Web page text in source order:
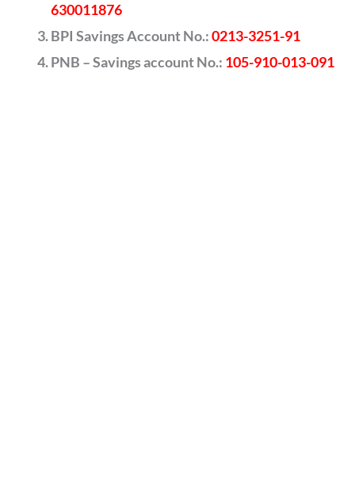
630011876
BPI Savings Account No.:0213-3251-91
PNB – Savings account No.: 105-910-013-091